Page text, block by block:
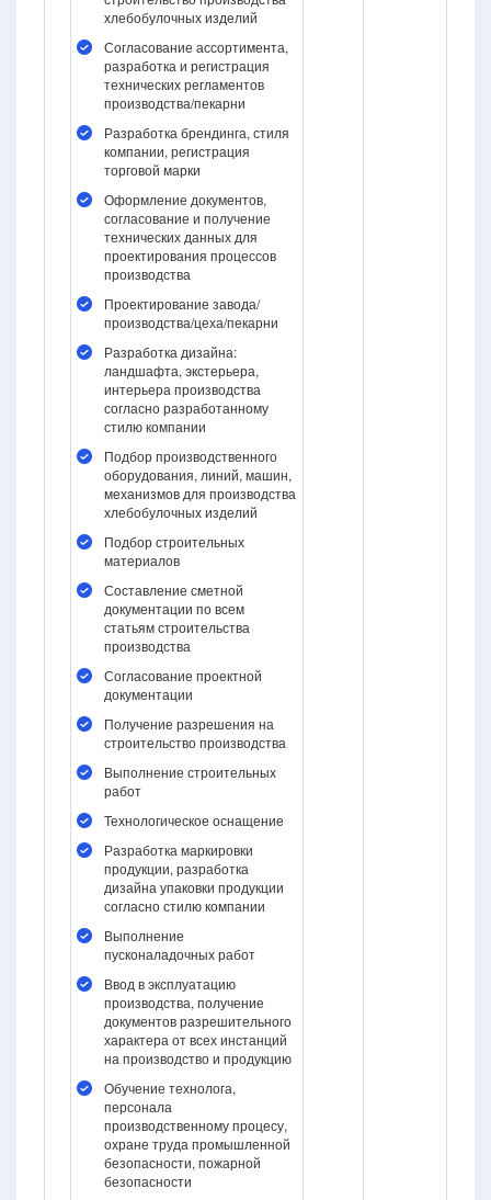
хлебобулочных изделий
Согласование ассортимента,
разработка и регистрация
технических регламентов
производства/пекарни
Разработка брендинга, стиля
компании, регистрация
торговой марки
Оформление документов,
согласование и получение
технических данных для
проектирования процессов
производства
Проектирование завода/
производства/цеха/пекарни
Разработка дизайна:
ландшафта, экстерьера,
интерьера производства
согласно разработанному
стилю компании
Подбор производственного
оборудования, линий, машин,
механизмов для производства
хлебобулочных изделий
Подбор строительных
материалов
Составление сметной
документации по всем
статьям строительства
производства
Согласование проектной
документации
Получение разрешения на
строительство производства
Выполнение строительных
работ
Технологическое оснащение
Разработка маркировки
продукции, разработка
дизайна упаковки продукции
согласно стилю компании
Выполнение
пусконаладочных работ
Ввод в эксплуатацию
производства, получение
документов разрешительного
характера от всех инстанций
на производство и продукцию
Обучение технолога,
персонала
производственному процесу,
охране труда промышленной
безопасности, пожарной
безопасности